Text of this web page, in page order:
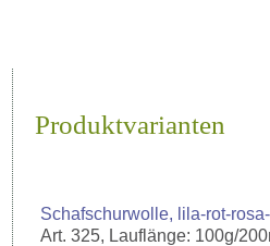
Produktvarianten
Schafschurwolle, lila-rot-
Art. 325, Lauflänge: 100g/